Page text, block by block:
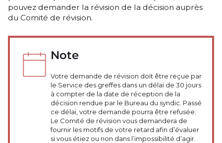
pouvez demander la révision de la décision auprès
du Comité de révision.
Note
Votre demande de révision doit être reçue par
le Service des greffes dans un délai de 30 jours
à compter de la date de réception de la
décision rendue par le Bureau du syndic. Passé
ce délai, votre demande pourra être refusée.
Le Comité de révision vous demandera de
fournir les motifs de votre retard afin d’évaluer
si vous étiez ou non dans l’impossibilité d’agir.